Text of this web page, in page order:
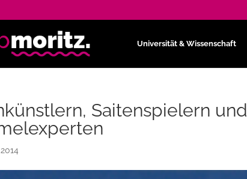
Universität & Wissenschaft
Saitenspielern und